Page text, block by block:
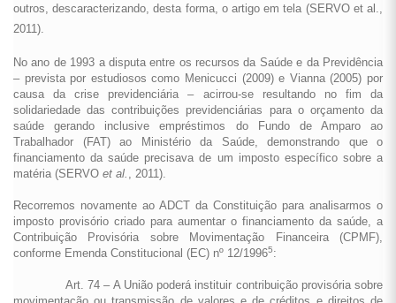
outros, descaracterizando, desta forma, o artigo em tela (SERVO et al.,
2011).
No ano de 1993 a disputa entre os recursos da Saúde e da Previdência
– prevista por estudiosos como Menicucci (2009) e Vianna (2005) por
causa da crise previdenciária – acirrou-se resultando no fim da
solidariedade das contribuições previdenciárias para o orçamento da
saúde gerando inclusive empréstimos do Fundo de Amparo ao
Trabalhador (FAT) ao Ministério da Saúde, demonstrando que o
financiamento da saúde precisava de um imposto específico sobre a
matéria (SERVO et al. , 2011).
Recorremos novamente ao ADCT da Constituição para analisarmos o
imposto provisório criado para aumentar o financiamento da saúde, a
Contribuição Provisória sobre Movimentação Financeira (CPMF),
conforme Emenda Constitucional (EC) nº 12/19965:
Art. 74 – A União poderá instituir contribuição provisória sobre